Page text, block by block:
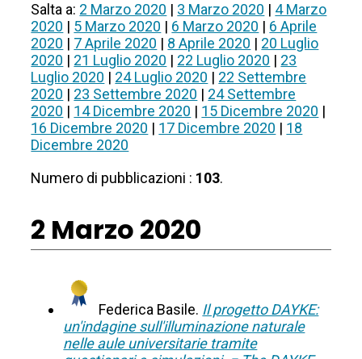
Salta a: 2 Marzo 2020 | 3 Marzo 2020 | 4 Marzo
2020 | 5 Marzo 2020 | 6 Marzo 2020 | 6 Aprile
2020 | 7 Aprile 2020 | 8 Aprile 2020 | 20 Luglio
2020 | 21 Luglio 2020 | 22 Luglio 2020 | 23
Luglio 2020 | 24 Luglio 2020 | 22 Settembre
2020 | 23 Settembre 2020 | 24 Settembre
2020 | 14 Dicembre 2020 | 15 Dicembre 2020 |
16 Dicembre 2020 | 17 Dicembre 2020 | 18
Dicembre 2020
Numero di pubblicazioni : 103.
2 Marzo 2020
Federica Basile. Il progetto DAYKE:
un'indagine sull'illuminazione naturale
nelle aule universitarie tramite